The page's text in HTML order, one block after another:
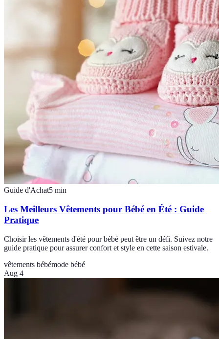
Guide d'Achat5 min
Les Meilleurs Vêtements pour Bébé en Été : Guide
Pratique
Choisir les vêtements d'été pour bébé peut être un défi. Suivez notre
guide pratique pour assurer confort et style en cette saison estivale.
vêtements bébémode bébé
Aug 4